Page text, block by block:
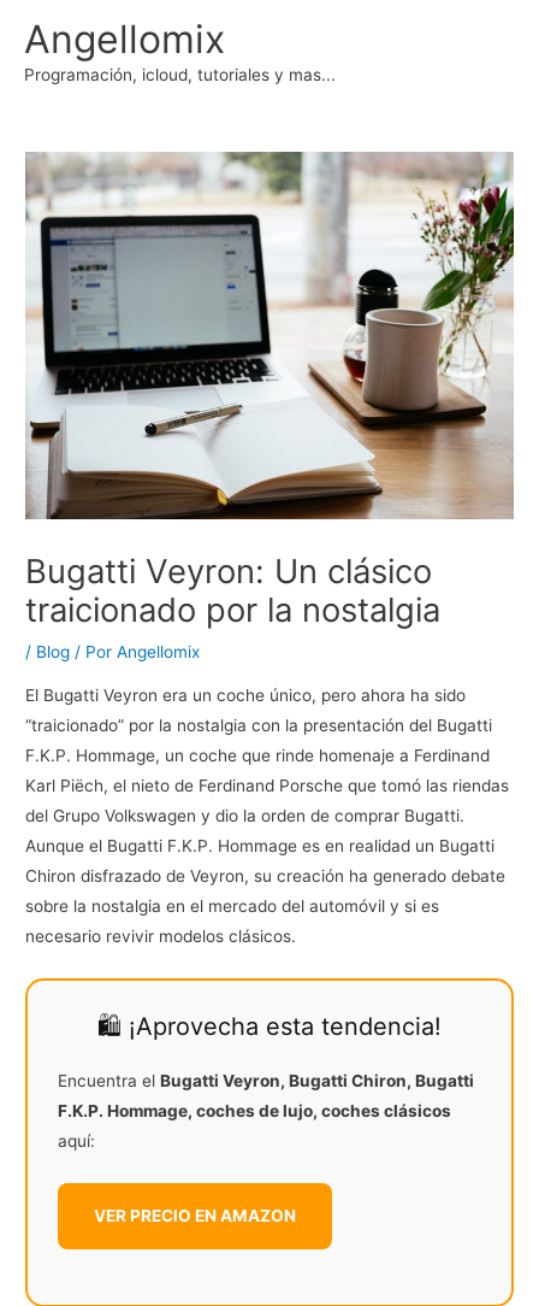
contenido
Angellomix
Programación, icloud, tutoriales y mas...
Bugatti Veyron: Un clásico
traicionado por la nostalgia
/ Blog / PorAngellomix
El Bugatti Veyron era un coche único, pero ahora ha sido
“traicionado” por la nostalgia con la presentación del Bugatti
F.K.P. Hommage, un coche que rinde homenaje a Ferdinand
Karl Piëch, el nieto de Ferdinand Porsche que tomó las riendas
del Grupo Volkswagen y dio la orden de comprar Bugatti.
Aunque el Bugatti F.K.P. Hommage es en realidad un Bugatti
Chiron disfrazado de Veyron, su creación ha generado debate
sobre la nostalgia en el mercado del automóvil y si es
necesario revivir modelos clásicos.
🛍️ ¡Aprovecha esta tendencia!
Encuentra elBugatti Veyron, Bugatti Chiron, Bugatti
F.K.P. Hommage, coches de lujo, coches clásicos
aquí:
VER PRECIO EN AMAZON